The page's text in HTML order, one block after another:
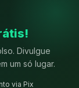
Divulgue
um só lugar.
via Pix